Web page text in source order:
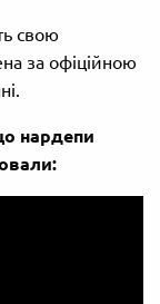
свою
за офіційною
нардепи